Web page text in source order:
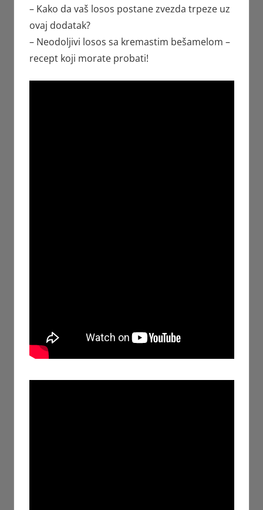
– Kako da vaš losos postane zvezda trpeze uz
ovaj dodatak?
– Neodoljivi losos sa kremastim bešamelom –
recept koji morate probati!